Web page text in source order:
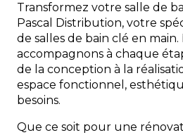
Transformez votre salle de
Pascal Distribution, votre
de salles de bain clé en main.
accompagnons à chaque
de la conception à la
espace fonctionnel,
besoins.
Que ce soit pour une